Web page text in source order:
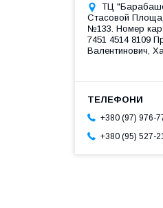
ТЦ
Стасовой
№133. Номер
7451 4514 8109
Валентинович,
+380 (97) 976-
+380 (95) 527-